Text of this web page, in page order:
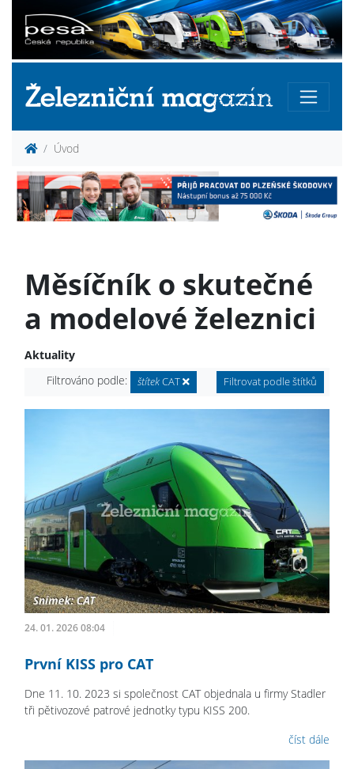
Úvod
Měsíčník o skutečné
a modelové železnici
Aktuality
Filtrováno podle:
štítekCAT Filtrovat podle štítků
24. 01. 2026 08:04
První KISS pro CAT
Dne 11. 10. 2023 si společnost CAT objednala u firmy Stadler
tři pětivozové patrové jednotky typu KISS 200.
číst dále